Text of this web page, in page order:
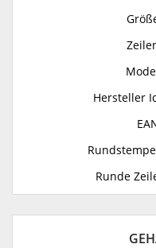
Hersteller
Runde